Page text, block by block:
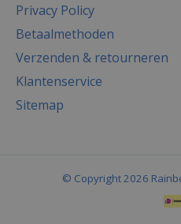
Privacy Policy
Betaalmethoden
Verzenden & retourneren
Klantenservice
Sitemap
© Copyright 2026